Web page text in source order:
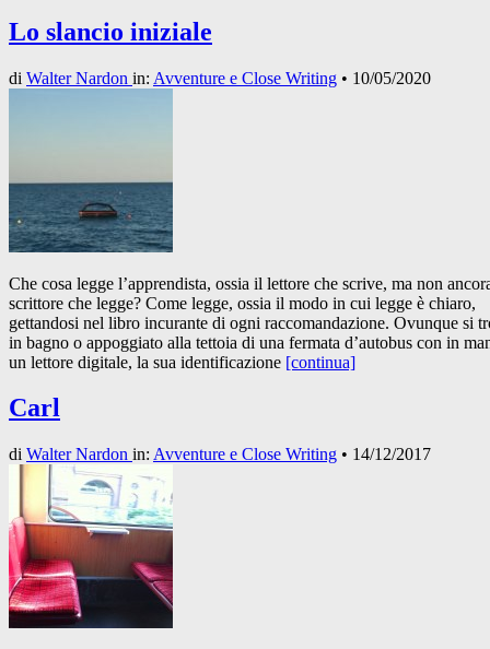
Lo slancio iniziale
di Walter Nardon in: Avventure e Close Writing • 10/05/2020
Che cosa legge l’apprendista, ossia il lettore che scrive, ma non
scrittore che legge? Come legge, ossia il modo in cui legge è chiaro,
gettandosi nel libro incurante di ogni raccomandazione. Ovunque si
in bagno o appoggiato alla tettoia di una fermata d’autobus con in
un lettore digitale, la sua identificazione [continua]
Carl
di Walter Nardon in: Avventure e Close Writing • 14/12/2017